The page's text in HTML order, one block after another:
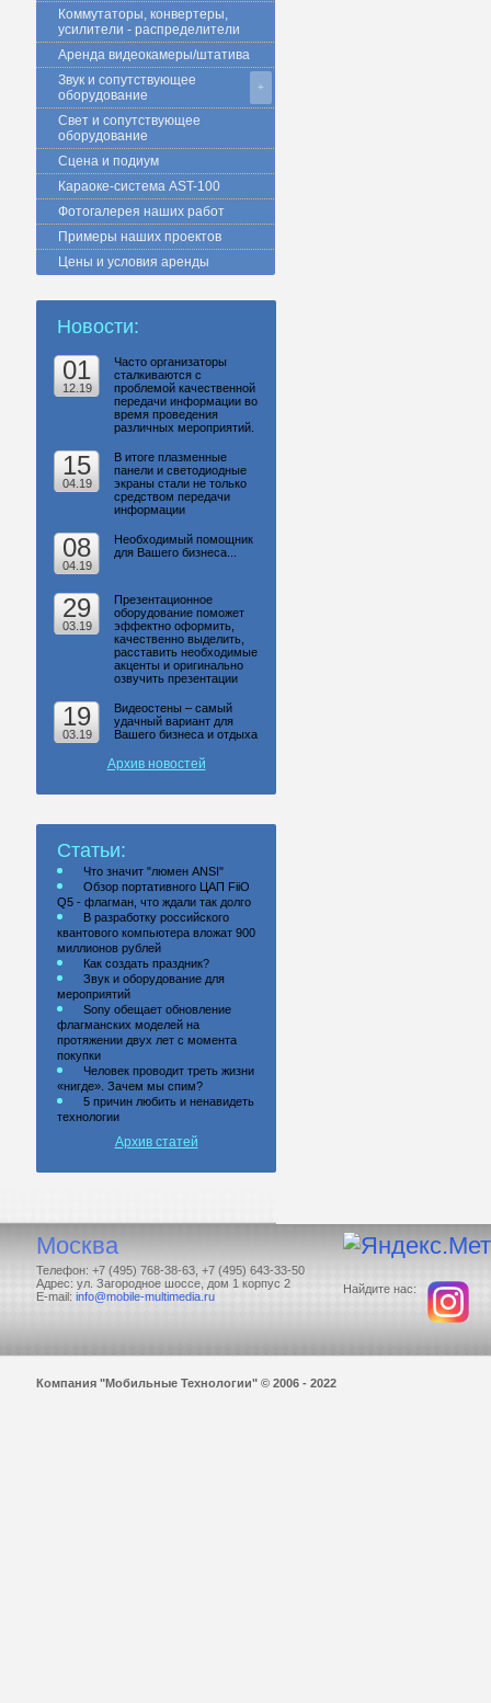
Коммутаторы, конвертеры,
усилители - распределители
Аренда видеокамеры/штатива
+
Звук и сопутствующее
оборудование
Свет и сопутствующее
оборудование
Сцена и подиум
Караоке-система AST-100
Фотогалерея наших работ
Примеры наших проектов
Цены и условия аренды
Новости:
01
12.19
Часто организаторы
сталкиваются с
проблемой качественной
передачи информации во
время проведения
различных мероприятий.
15
04.19
В итоге плазменные
панели и светодиодные
экраны стали не только
средством передачи
информации
08
04.19
Необходимый помощник
для Вашего бизнеса...
29
03.19
Презентационное
оборудование поможет
эффектно оформить,
качественно выделить,
расставить необходимые
акценты и оригинально
озвучить презентации
19
03.19
Видеостены – самый
удачный вариант для
Вашего бизнеса и отдыха
Архив новостей
Статьи:
Что значит "люмен ANSI"
Обзор портативного ЦАП FiiO
Q5 - флагман, что ждали так долго
В разработку российского
квантового компьютера вложат 900
миллионов рублей
Как создать праздник?
Звук и оборудование для
мероприятий
Sony обещает обновление
флагманских моделей на
протяжении двух лет с момента
покупки
Человек проводит треть жизни
«нигде». Зачем мы спим?
5 причин любить и ненавидеть
технологии
Архив статей
Москва
Телефон: +7 (495) 768-38-63, +7 (495) 643-33-50
Адрес: ул. Загородное шоссе, дом 1 корпус 2
E-mail: info@mobile-multimedia.ru
Найдите нас:
Компания "Мобильные Технологии" © 2006 - 2022